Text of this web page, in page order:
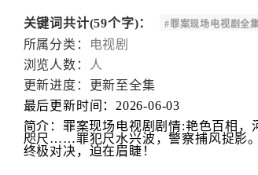
关键词共计(59个字)： #罪案现场电视剧全
所属分类：
电视剧
浏览人数：
人
更新进度：
更新至全集
最后更新时间： 2026-06-03
简介： 罪案现场电视剧剧情:艳色百相，
咫尺……罪犯尺水兴波，警察捕风捉影
终极对决，迫在眉睫‌！